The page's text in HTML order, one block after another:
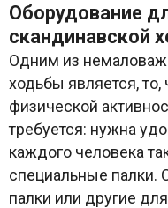
Оборудование
скандинавской
Одним из
ходьбы является,
физической
требуется: нужна
каждого человека
специальные палки.
палки или другие